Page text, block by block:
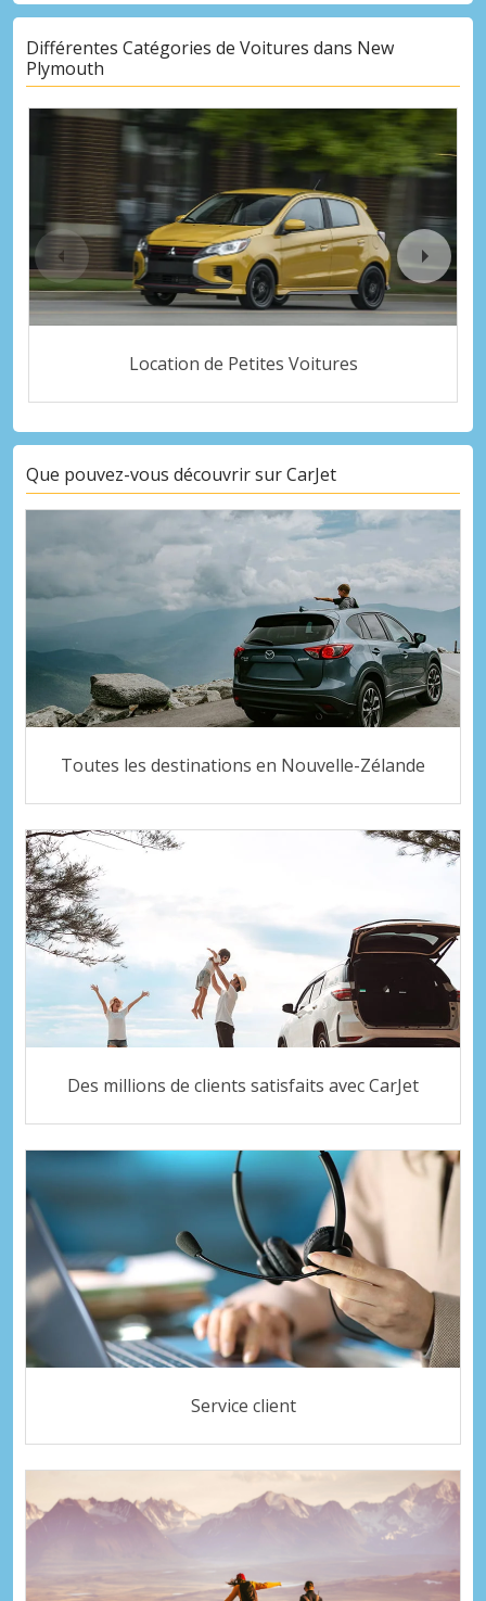
Différentes Catégories de Voitures dans New
Plymouth
Location de Petites Voitures
Que pouvez-vous découvrir sur CarJet
Toutes les destinations en Nouvelle-Zélande
Des millions de clients satisfaits avec CarJet
Service client